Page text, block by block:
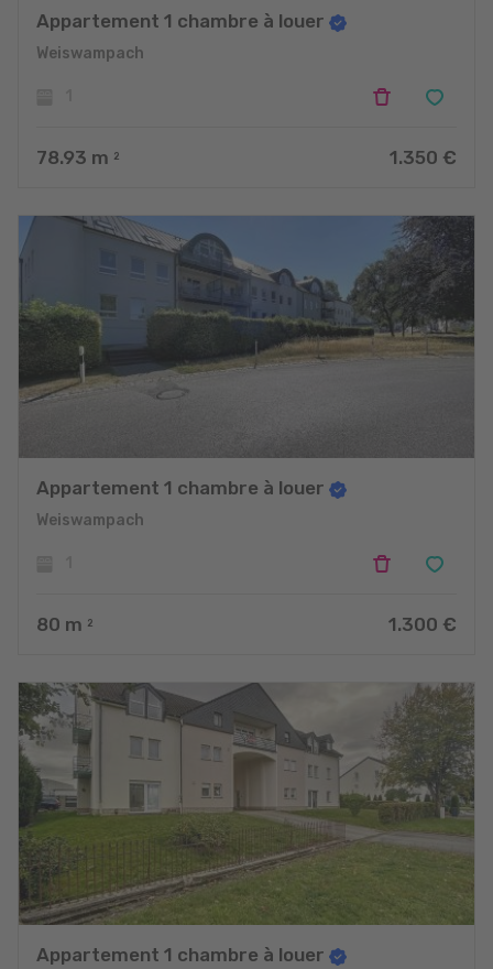
Appartement 1 chambre à louer
Weiswampach
78.93 m 2 1.350 €
Appartement 1 chambre à louer
Weiswampach
80 m 2 1.300 €
Appartement 1 chambre à louer